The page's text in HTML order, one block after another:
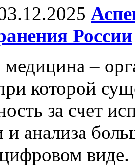
России
–
которой
за счет
и анализа
виде.